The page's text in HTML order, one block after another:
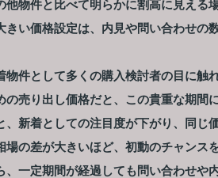
他物件と比べて明らかに割高に見え
きい価格設定は、内見や問い合わせ
物件として多くの購入検討者の目に触
の売り出し価格だと、この貴重な期
、新着としての注目度が下がり、同じ
場の差が大きいほど、初動のチャンス
、一定期間が経過しても問い合わせや